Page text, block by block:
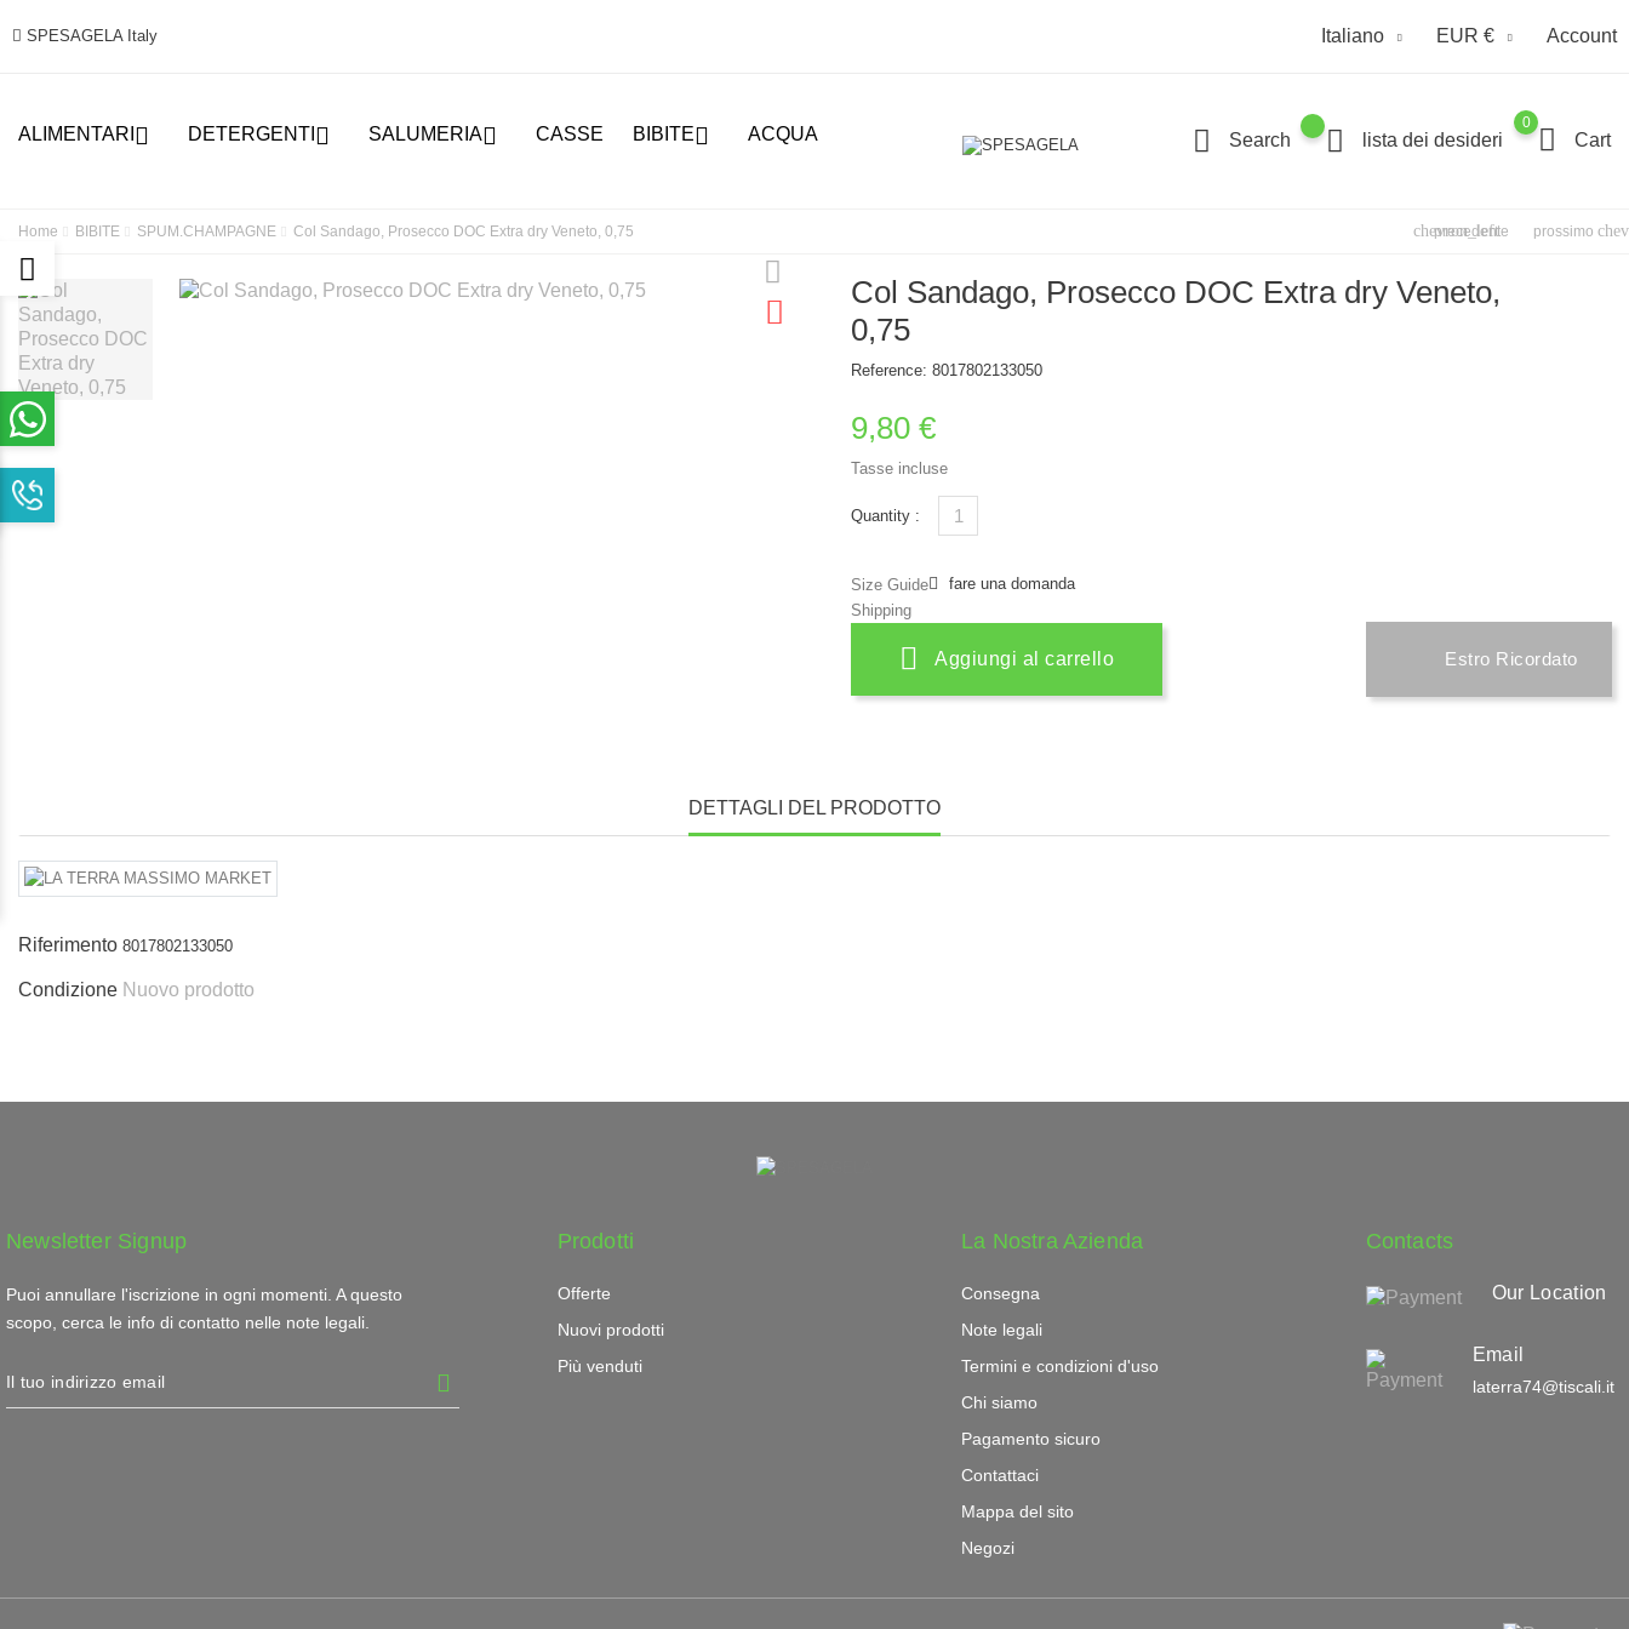
SPESAGELA Italy Italiano EUR € Account
ALIMENTARI  DETERGENTI  SALUMERIA CASSE BIBITE ACQUA Search lista dei desideri
0
Cart
Home BIBITE SPUM.CHAMPAGNE Col Sandago, Prosecco DOC Extra dry Veneto, 0,75 chevron_left
precedente prossimo
Col Sandago, Prosecco DOC Extra dry Veneto,
0,75
Reference: 8017802133050
9,80 €
Tasse incluse
Quantity :
Size Guide
Shipping
fare una domanda
Aggiungi al carrello Estro Ricordato
DETTAGLI DEL PRODOTTO
Riferimento 8017802133050
Condizione Nuovo prodotto
Newsletter Signup
Puoi annullare l'iscrizione in ogni momenti. A questo
scopo, cerca le info di contatto nelle note legali.
Prodotti
Offerte
Nuovi prodotti
Più venduti
La Nostra Azienda
Consegna
Note legali
Termini e condizioni d'uso
Chi siamo
Pagamento sicuro
Contattaci
Mappa del sito
Negozi
Contacts
Our Location
Email
laterra74@tiscali.it